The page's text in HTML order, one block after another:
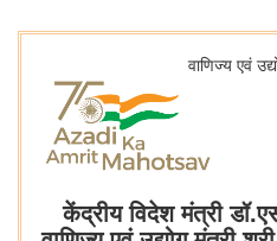
वाणिज्‍य एवं
केंद्रीय विदेश मंत्री